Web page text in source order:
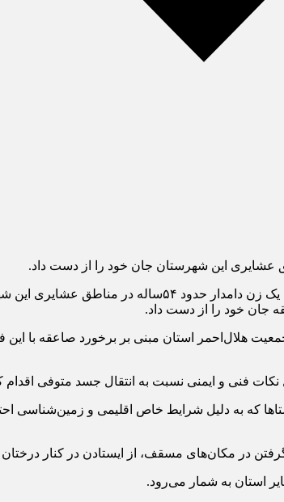
علی محمدی با اشاره به برخورد صاعقه با یک زن
افزود: با وقوع این حادثه و طی تماس تلفنی با مرکز کنترل و هماهنگی عملیات ۱۱۲ جمعیت
نکات فنی و ایمنی نسبت به انتقال جسد متوفی
که به‌ دلیل شرایط خاص اقلیمی و زمین‌شناسی
در مکان‌های مسقف، از ایستادن در کنار